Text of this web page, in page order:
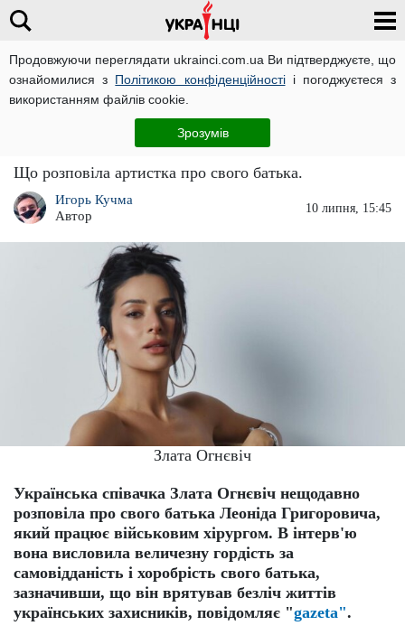
Продовжуючи переглядати ukrainci.com.ua Ви підтверджуєте, що
ознайомилися з Політикою конфіденційностіі погоджуєтеся з
використанням файлів cookie.
Зрозумів
Злата Огнєвіч розповіла, як її батько рятує
військових: "Пишаюся"
Що розповіла артистка про свого батька.
Игорь Кучма
Автор
10 липня, 15:45
Злата Огнєвіч
Українська співачка Злата Огнєвіч нещодавно
розповіла про свого батька Леоніда Григоровича,
який працює військовим хірургом. В інтерв'ю
вона висловила величезну гордість за
самовідданість і хоробрість свого батька,
зазначивши, що він врятував безліч життів
українських захисників, повідомляє "gazeta".